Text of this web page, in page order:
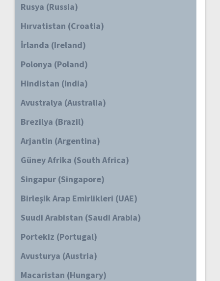
Rusya (Russia)
Hırvatistan (Croatia)
İrlanda (Ireland)
Polonya (Poland)
Hindistan (India)
Avustralya (Australia)
Brezilya (Brazil)
Arjantin (Argentina)
Güney Afrika (South Africa)
Singapur (Singapore)
Birleşik Arap Emirlikleri (UAE)
Suudi Arabistan (Saudi Arabia)
Portekiz (Portugal)
Avusturya (Austria)
Macaristan (Hungary)